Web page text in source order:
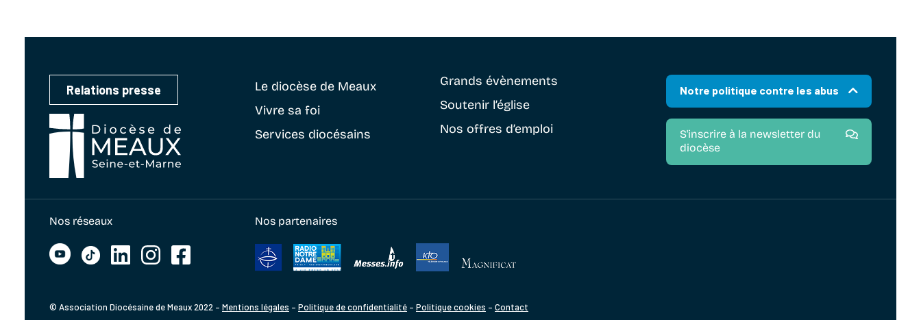
Relations presse Le diocèse de Meaux
Vivre sa foi
Services diocésains
Grands évènements
Soutenir l’église
Nos offres d’emploi
Notre politique contre les abus
S'inscrire à la newsletter du
diocèse
Nos réseaux Nos partenaires
© Association Diocésaine de Meaux 2022 – Mentions légales – Politique de confidentialité – Politique cookies – Contact